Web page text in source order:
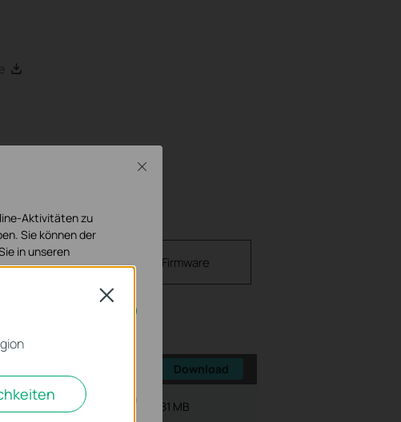
Documents Firmware
Download
Dateigröße: 5.81 MB
Close
Aktivitäten zu
Sie können der
in unseren
nicht deaktiviert
Close